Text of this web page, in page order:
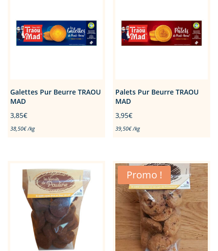
Galettes Pur Beurre TRAOU
MAD
3,85€
38,50€ /kg
Palets Pur Beurre TRAOU
MAD
3,95€
39,50€ /kg
Promo !